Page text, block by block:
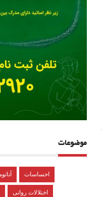
موضوعات
احساسات
اختلالات روانی